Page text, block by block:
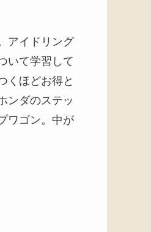
アイドリング
いて学習して
くほどお得と
ンダのステッ
ワゴン。中が